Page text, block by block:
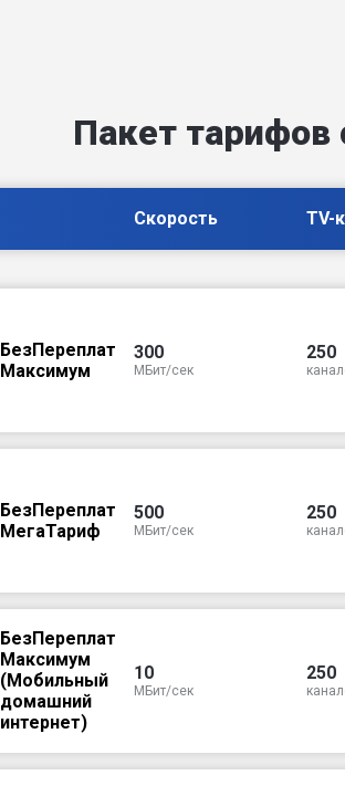
Пакет
Скорость TV-
БезПереплат
Максимум
300
МБит/сек
250
БезПереплат
МегаТариф
500
МБит/сек
250
БезПереплат
Максимум
(Мобильный
домашний
интернет)
10
МБит/сек
250